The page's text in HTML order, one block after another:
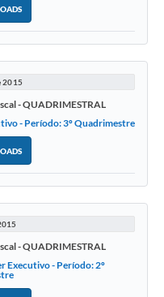
2015
- QUADRIMESTRAL
- Período: 3º Quadrimestre
- QUADRIMESTRAL
Executivo - Período: 2º